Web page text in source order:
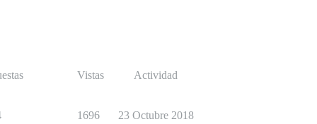
Vistas Actividad
1696 23 Octubre 2018